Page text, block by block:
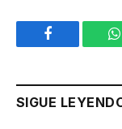
Facebook
SIGUE